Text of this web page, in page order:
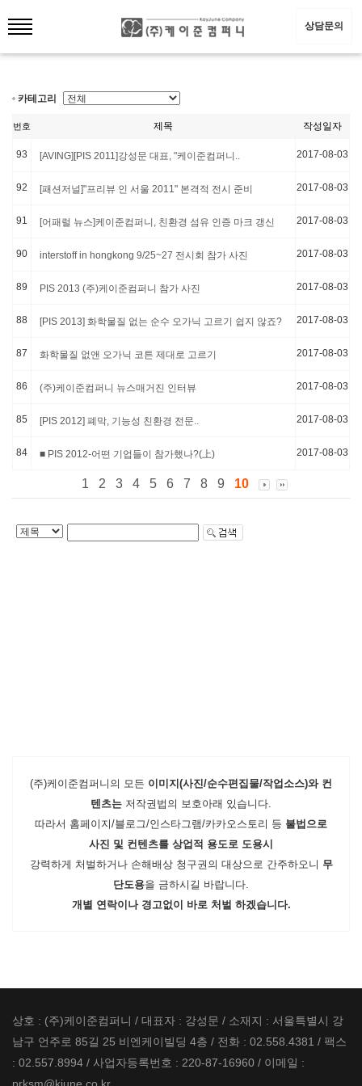
상담문의
카테고리
번호 제목 작성일자
93 [AVING][PIS 2011]강성문 대표, "케이준컴퍼니.. 2017-08-03
92 [패션저널]"프리뷰 인 서울 2011" 본격적 전시 준비 2017-08-03
91 [어패럴 뉴스]케이준컴퍼니, 친환경 섬유 인증 마크 갱신 2017-08-03
90 interstoff in hongkong 9/25~27 전시회 참가 사진 2017-08-03
89 PIS 2013 (주)케이준컴퍼니 참가 사진 2017-08-03
88 [PIS 2013] 화학물질 없는 순수 오가닉 고르기 쉽지 않죠? 2017-08-03
87 화학물질 없앤 오가닉 코튼 제대로 고르기 2017-08-03
86 (주)케이준컴퍼니 뉴스매거진 인터뷰 2017-08-03
85 [PIS 2012] 폐막, 기능성 친환경 전문.. 2017-08-03
84 ■ PIS 2012-어떤 기업들이 참가했나?(上) 2017-08-03
1 2 3 4 5 6 7 8 9 10
(주)케이준컴퍼니의 모든 이미지(사진/순수편집물/작업소스)와 컨
텐츠는 저작권법의 보호아래 있습니다.
따라서 홈페이지/블로그/인스타그램/카카오스토리 등 불법으로
사진 및 컨텐츠를 상업적 용도로 도용시
강력하게 처벌하거나 손해배상 청구권의 대상으로 간주하오니 무
단도용을 금하시길 바랍니다.
개별 연락이나 경고없이 바로 처벌 하겠습니다.
상호 : (주)케이준컴퍼니 / 대표자 : 강성문 / 소재지 : 서울특별시 강
남구 언주로 85길 25 비엔케이빌딩 4층 / 전화 : 02.558.4381 / 팩스
: 02.557.8994 / 사업자등록번호 : 220-87-16960 / 이메일 :